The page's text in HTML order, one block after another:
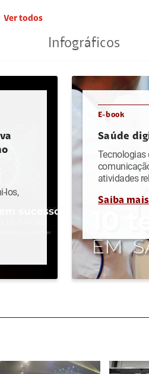
Ver todos
Infográficos
los,
E-book
Saúde
Tecnologias
atividades
Saiba mais